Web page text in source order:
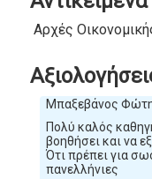
Αρχές
Μπαξεβάνος
Πολύ καλός
βοηθήσει και να
Ότι πρέπει για
πανελλήνιες